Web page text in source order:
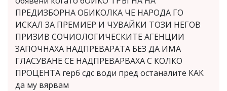
ПРЕДИЗБОРНА ОБИКОЛКА ЧЕ НАРОДА ГО
ИСКАЛ ЗА ПРЕМИЕР И ЧУВАЙКИ ТОЗИ НЕГОВ
ПРИЗИВ СОЧИОЛОГИЧЕСКИТЕ АГЕНЦИИ
ЗАПОЧНАХА НАДПРЕВАРАТА БЕЗ ДА ИМА
ГЛАСУВАНЕ СЕ НАДПРЕВАРВАХА С КОЛКО
ПРОЦЕНТА герб сдс води пред останалите КАК
да му вярвам